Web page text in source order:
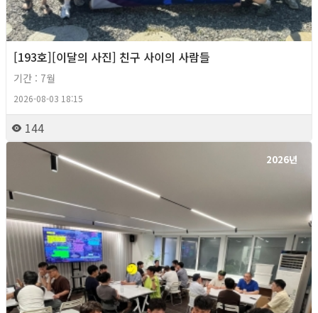
[193호][이달의 사진] 친구 사이의 사람들
기간 : 7월
2026-08-03 18:15
144
2026년